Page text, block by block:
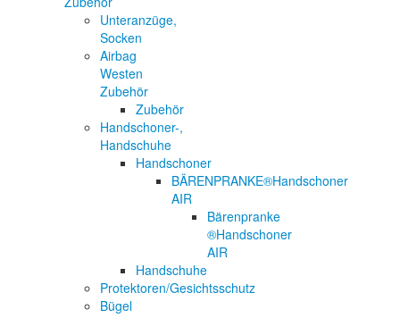
Unteranzüge,
Socken
Airbag
Westen
Zubehör
Zubehör
Handschoner-,
Handschuhe
Handschoner
BÄRENPRANKE®Handschoner
AIR
Bärenpranke
®Handschoner
AIR
Handschuhe
Protektoren/Gesichtsschutz
Bügel